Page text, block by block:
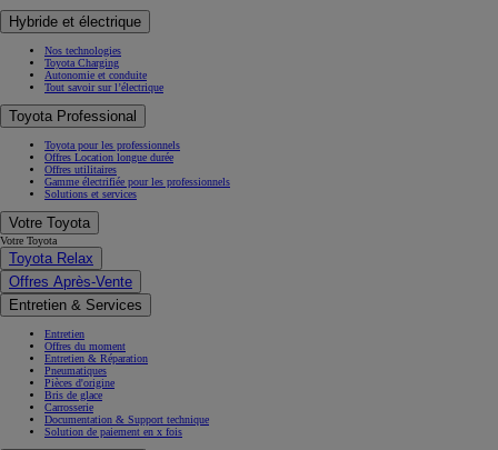
Hybride et électrique
Nos technologies
Toyota Charging
Autonomie et conduite
Tout savoir sur l’électrique
Toyota Professional
Toyota pour les professionnels
Offres Location longue durée
Offres utilitaires
Gamme électrifiée pour les professionnels
Solutions et services
Votre Toyota
Votre Toyota
Toyota Relax
Offres Après-Vente
Entretien & Services
Entretien
Offres du moment
Entretien & Réparation
Pneumatiques
Pièces d'origine
Bris de glace
Carrosserie
Documentation & Support technique
Solution de paiement en x fois